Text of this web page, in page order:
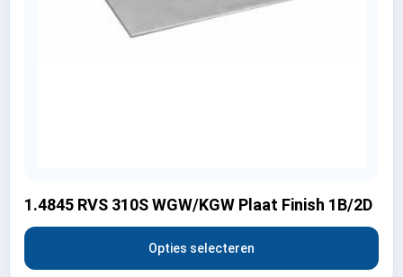
1.4845 RVS 310S WGW/KGW Plaat Finish 1B/2D
Opties selecteren